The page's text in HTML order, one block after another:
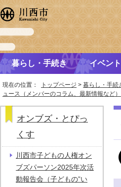
暮らし・手続き イベン
現在の位置： トップページ > 暮らし・手続
ュース（メンバーのコラム、最新情報など）
オンブズ・とぴっ
くす
川西市子どもの人権オン
ブズパーソン2025年次活
動報告会（子どもの”い